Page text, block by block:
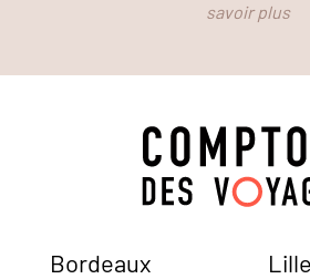
savoir plus
Bordeaux Lille